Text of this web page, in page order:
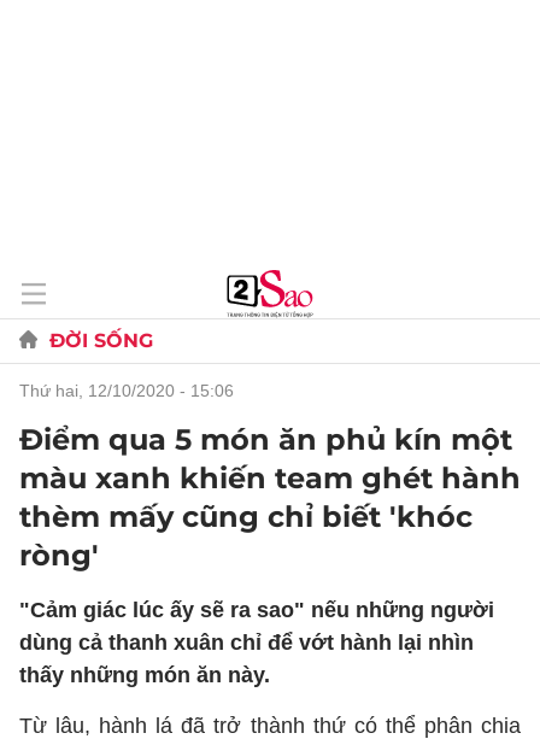
ĐỜI SỐNG
thứ hai, 12/10/2020 - 15:06
Điểm qua 5 món ăn phủ kín một
màu xanh khiến team ghét hành
thèm mấy cũng chỉ biết 'khóc
ròng'
"Cảm giác lúc ấy sẽ ra sao" nếu những người
dùng cả thanh xuân chỉ để vớt hành lại nhìn
thấy những món ăn này.
Từ lâu, hành lá đã trở thành thứ có thể phân chia